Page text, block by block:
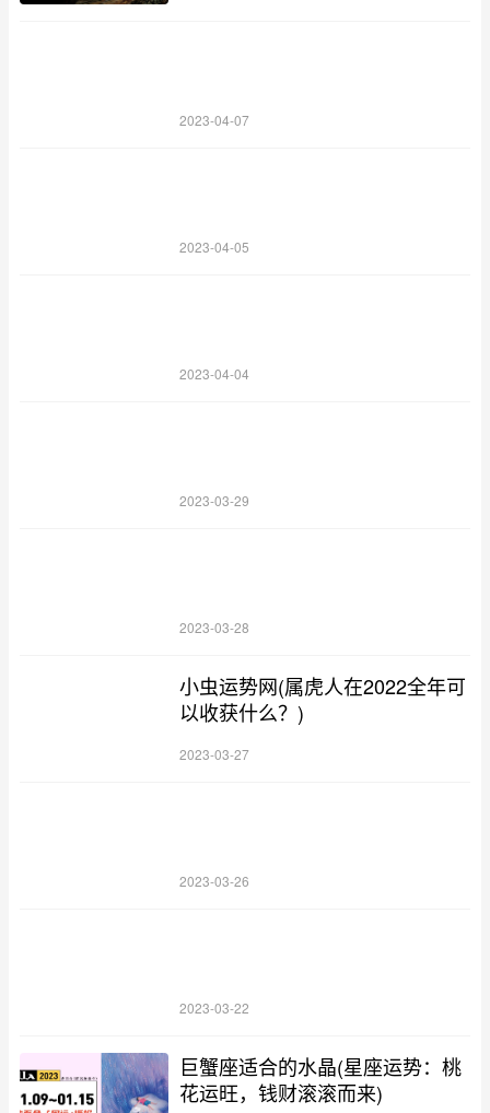
2023-04-07
2023-04-05
2023-04-04
2023-03-29
2023-03-28
小虫运势网(属虎人在2022全年可
以收获什么？)
2023-03-27
2023-03-26
2023-03-22
巨蟹座适合的水晶(星座运势：桃
花运旺，钱财滚滚而来)